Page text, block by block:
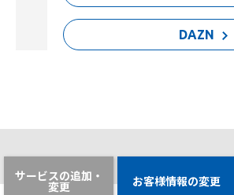
DAZN
サービスの追加・
変更
お客様情報の変更